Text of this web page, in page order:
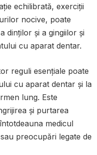
echilibrată, exerciții
nocive, poate
dinților și a gingiilor și
cu aparat dentar.
reguli esențiale poate
cu aparat dentar și la
lung. Este
și purtarea
medicul
preocupări legate de